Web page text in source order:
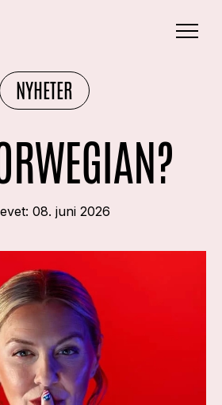
NYHETER
08. juni 2026